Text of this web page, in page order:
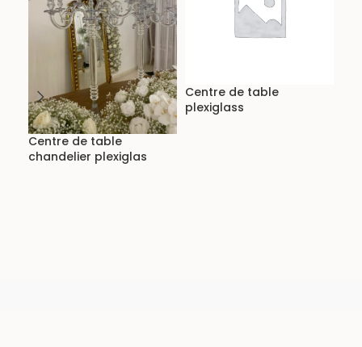
Centre de table
chandelier plexiglas
Centre de table
plexiglass